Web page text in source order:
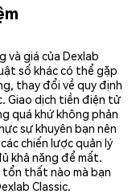
giá của Dexlab
số khác có thể gặp
thay đổi về quy định
Giao dịch tiền điện tử
quá khứ không phản
sự khuyên bạn nên
chiến lược quản lý
khả năng để mất.
tổn thất nào mà bạn
Classic.